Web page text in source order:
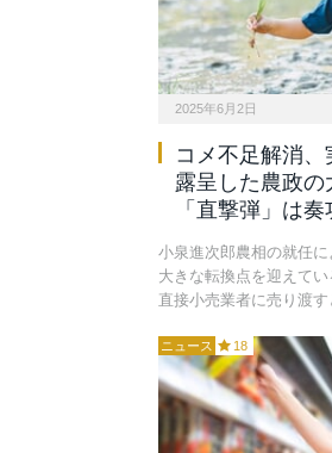
2025年6月2日
コメ不足解消
露呈した農政
「直撃弾」は
小泉進次郎農相の就任
大きな転換点を迎えて
直接小売業者に売り渡
ニュース 18